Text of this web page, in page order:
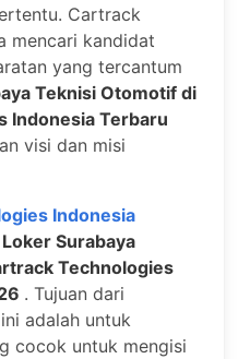
Cartrack
mencari kandidat
yang tercantum
Teknisi Otomotif di
Indonesia Terbaru
visi dan misi
Indonesia
Surabaya
Technologies
. Tujuan dari
adalah untuk
cocok untuk mengisi